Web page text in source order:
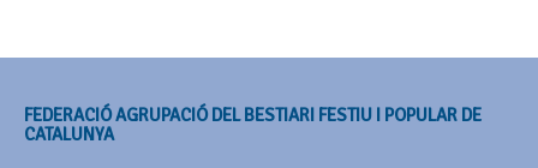
FEDERACIÓ AGRUPACIÓ DEL BESTIARI FESTIU I POPULAR DE
CATALUNYA